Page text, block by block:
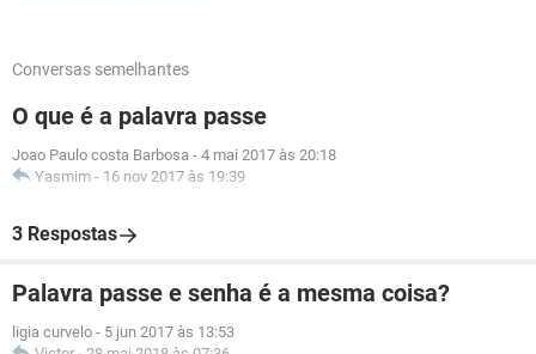
Conversas semelhantes
O que é a palavra passe
Joao Paulo costa Barbosa - 4 mai 2017 às 20:18
Yasmim - 16 nov 2017 às 19:39
3 Respostas
Palavra passe e senha é a mesma coisa?
ligia curvelo - 5 jun 2017 às 13:53